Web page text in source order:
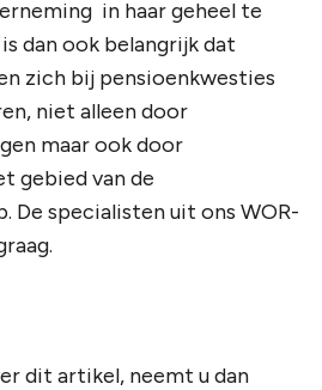
in haar geheel te
dan ook belangrijk dat
zich bij pensioenkwesties
niet alleen door
maar ook door
gebied van de
De specialisten uit ons WOR-
dit artikel, neemt u dan